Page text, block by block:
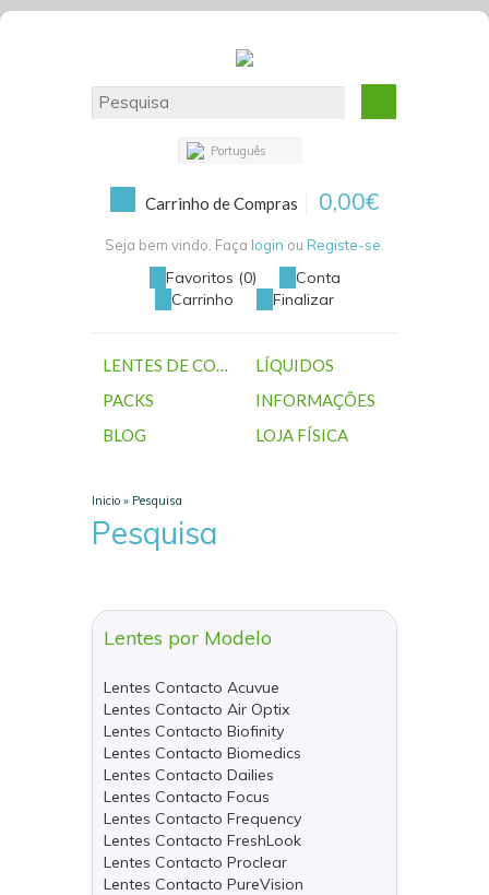
Português
Carrinho de Compras 0,00€
Seja bem vindo. Faça login ou Registe-se
Favoritos (0)
Conta
Carrinho
Finalizar
LENTES DE CONTACTO
LÍQUIDOS
PACKS
INFORMAÇÕES
BLOG
LOJA FÍSICA
Inicio » Pesquisa
Pesquisa
Lentes por Modelo
Lentes Contacto Acuvue
Lentes Contacto Air Optix
Lentes Contacto Biofinity
Lentes Contacto Biomedics
Lentes Contacto Dailies
Lentes Contacto Focus
Lentes Contacto Frequency
Lentes Contacto FreshLook
Lentes Contacto Proclear
Lentes Contacto PureVision